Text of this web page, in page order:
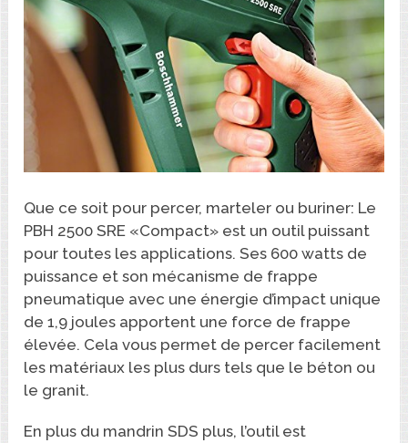
Que ce soit pour percer, marteler ou buriner: Le
PBH 2500 SRE «Compact» est un outil puissant
pour toutes les applications. Ses 600 watts de
puissance et son mécanisme de frappe
pneumatique avec une énergie d’impact unique
de 1,9 joules apportent une force de frappe
élevée. Cela vous permet de percer facilement
les matériaux les plus durs tels que le béton ou
le granit.
En plus du mandrin SDS plus, l’outil est